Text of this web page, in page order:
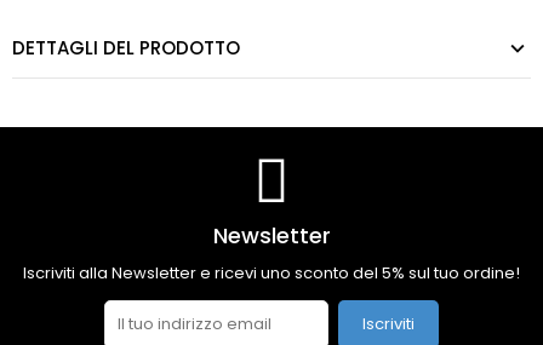
DETTAGLI DEL PRODOTTO
Newsletter
Iscriviti alla Newsletter e ricevi uno sconto del 5% sul tuo ordine!
Iscriviti